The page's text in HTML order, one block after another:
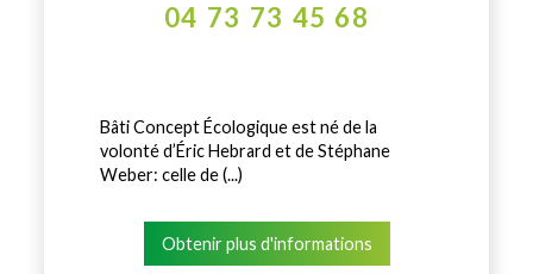
04 73 73 45 68
Bâti Concept Écologique est né de la
volonté d’Éric Hebrard et de Stéphane
Weber: celle de (...)
Obtenir plus d'informations